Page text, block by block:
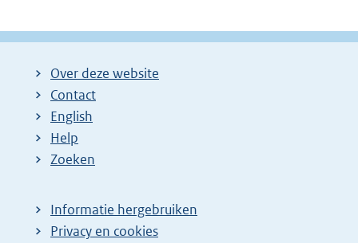
Over deze website
Contact
English
Help
Zoeken
Informatie hergebruiken
Privacy en cookies